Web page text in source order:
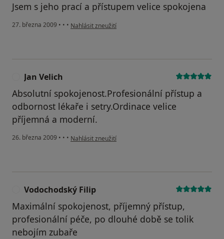
Jsem s jeho prací a přístupem velice spokojena
27. března 2009 • • • podle názoru uživatele Kubečková
Nahlásit zneužití
Jan Velich
Absolutní spokojenost.Profesionální přístup a
odbornost lékaře i setry.Ordinace velice
příjemná a moderní.
26. března 2009 • • • podle názoru uživatele Jan Velich
Nahlásit zneužití
Vodochodský Filip
Maximální spokojenost, příjemný přístup,
profesionální péče, po dlouhé době se tolik
nebojím zubaře